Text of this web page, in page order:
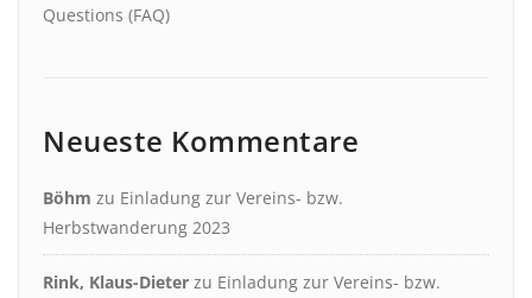
Questions (FAQ)
Neueste Kommentare
Böhm zu Einladung zur Vereins- bzw.
Herbstwanderung 2023
Rink, Klaus-Dieter zu Einladung zur Vereins- bzw.